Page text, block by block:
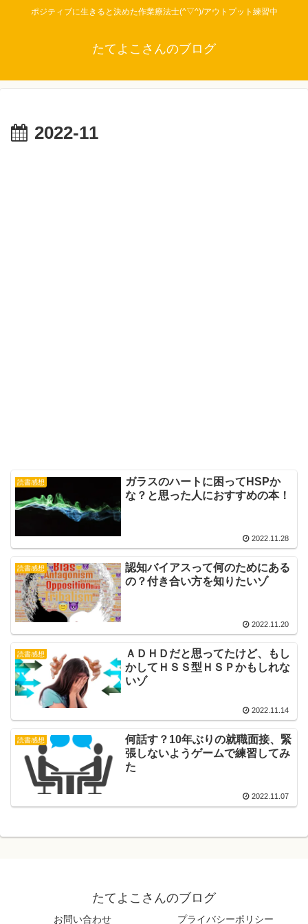
ポジティブに生きると決めた作業療法士(^▽^)/アウトプット練習中
たてよこさんのブログ
2022-11
読書感想
ガラスのハートに困ってHSPか
な？と思った人におすすめの本！
2022.11.28
読書感想
認知バイアスって何のためにある
の？付き合い方を知りたいゾ
2022.11.20
読書感想
ＡＤＨＤだと思ってたけど、もし
かしてＨＳＳ型ＨＳＰかもしれな
いゾ
2022.11.14
読書感想
何話す？10年ぶりの就職面接、緊
張しないようゲームで練習してみ
た
2022.11.07
たてよこさんのブログ
お問い合わせ プライバシーポリシー